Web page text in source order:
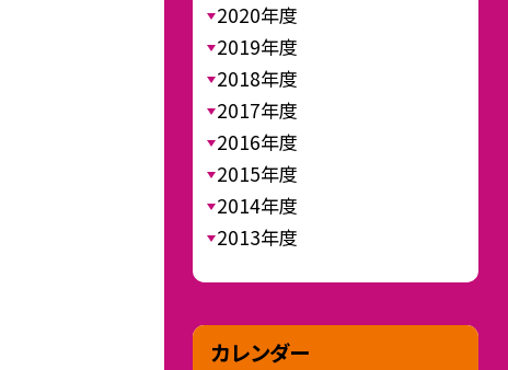
2020年度
2019年度
2018年度
2017年度
2016年度
2015年度
2014年度
2013年度
カレンダー